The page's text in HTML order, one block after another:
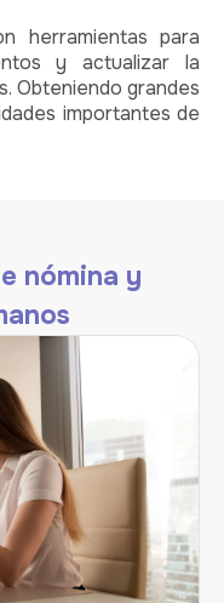
herramientas para
y actualizar la
Obteniendo grandes
importantes de
nómina y